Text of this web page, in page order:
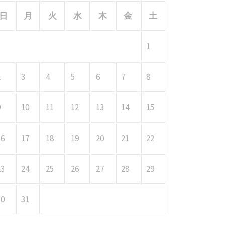
月 火 水 木 金 土
1
3 4 5 6 7 8
10 11 12 13 14 15
17 18 19 20 21 22
24 25 26 27 28 29
31